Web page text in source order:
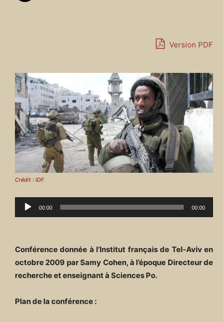
Version PDF
Crédit : IDF.
e
e
u
r
u
00:00 00:00
Conférence donnée à l’Institut français de Tel-Aviv en
octobre 2009 par Samy Cohen, à l’époque Directeur de
recherche et enseignant à Sciences Po.
Plan de la conférence :